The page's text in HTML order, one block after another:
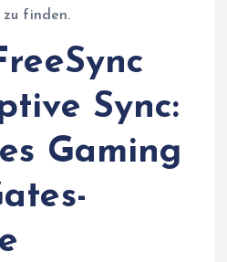
finden.
Sync:
Gaming